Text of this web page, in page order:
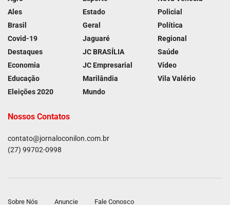
Ales
Brasil
Covid-19
Destaques
Economia
Educação
Eleições 2020
Estado
Geral
Jaguaré
JC BRASÍLIA
JC Empresarial
Marilândia
Mundo
Policial
Política
Regional
Saúde
Vídeo
Vila Valério
Nossos Contatos
contato@jornaloconilon.com.br
(27) 99702-0998
Sobre Nós Anuncie Fale Conosco